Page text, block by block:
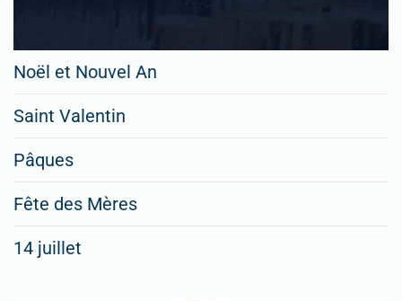
Noël et Nouvel An
Saint Valentin
Pâques
Fête des Mères
14 juillet